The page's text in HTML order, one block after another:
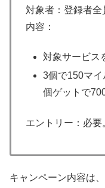
対象者：登録者全
内容：
対象サービス
3個で150マ
個ゲットで
エントリー：必要
キャンペーン内容は